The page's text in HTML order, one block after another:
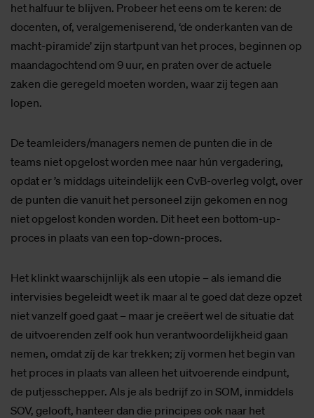
het halfuur te blijven. Probeer het eens om te keren: de
docenten, of, veralgemeniserend, ‘de onderkanten van de
macht-piramide’ zijn startpunt van het proces, beginnen op
maandagochtend om 9 uur, en praten over de actuele
zaken die geregeld moeten worden, waar zij tegen aan
lopen.
De teamleiders/managers nemen de punten die in de
teams niet opgelost worden mee naar hún vergadering,
opdat er ’s middags uiteindelijk een CvB-overleg volgt, over
de punten die vanuit het personeel zijn gekomen en nog
niet opgelost konden worden. Dit heet een bottom-up-
proces in plaats van een top-down-proces.
Het klinkt waarschijnlijk als een utopie – als iemand die
intervisies begeleidt weet ik maar al te goed dat deze opzet
niet vanzelf goed gaat – maar je creëert wel de situatie dat
de uitvoerenden zelf ook hun verantwoordelijkheid gaan
nemen, omdat zíj de kar trekken; zíj vormen het begin van
het proces in plaats van alleen het uitvoerende eindpunt,
de putjesschepper. Als je als bedrijf zo in SOM, inmiddels
SOV, gelooft, hanteer dan die principes ook naar het